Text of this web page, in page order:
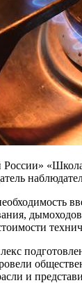
«Школа
и